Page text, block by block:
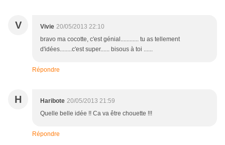
V Vivie 20/05/2013 22:10
bravo ma cocotte, c'est génial............ tu as tellement
d'idées........c'est super...... bisous à toi ......
Répondre
H Haribote 20/05/2013 21:59
Quelle belle idée !! Ca va être chouette !!!
Répondre